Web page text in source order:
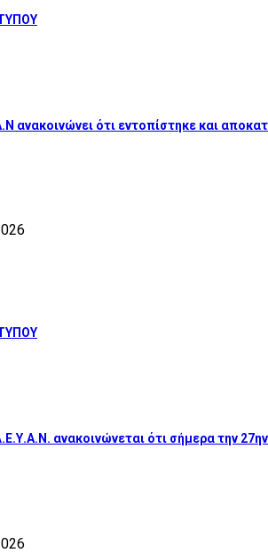
ανακοινώνει ότι εντοπίστηκε και
ανακοινώνεται ότι σήμερα την